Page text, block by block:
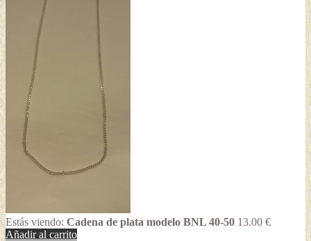
Estás viendo: Cadena de plata modelo BNL 40-50 13.00 €
Añadir al carrito